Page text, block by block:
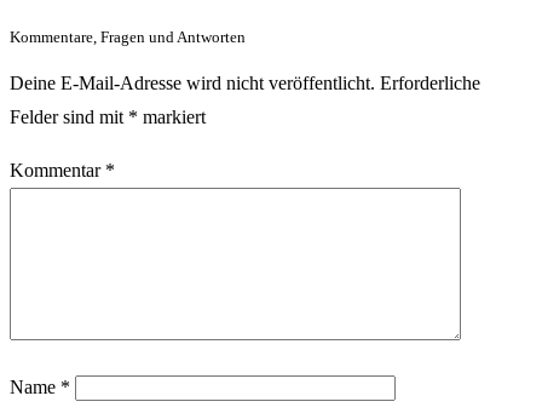
Kommentare, Fragen und Antworten
Deine E-Mail-Adresse wird nicht veröffentlicht. Erforderliche
Felder sind mit * markiert
Kommentar *
Name *